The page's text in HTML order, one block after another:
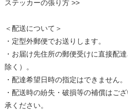
ステッカーの張り方 >>
＜配送について＞
・定型外郵便でお送りします。
・お届け先住所の郵便受けに直接配
除く）。
・配達希望日時の指定はできません。
・配送時の紛失・破損等の補償はご
承ください。